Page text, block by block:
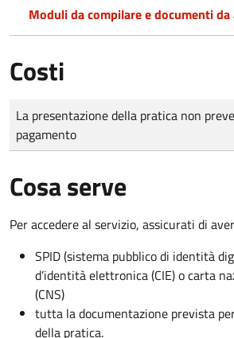
Moduli da compilare e documenti da
Costi
Tipo di pagamento
Importo
La presentazione della pratica non
pagamento
Cosa serve
Per accedere al servizio, assicurati di
SPID (sistema pubblico di identità
d’identità elettronica (CIE) o carta
(CNS)
tutta la documentazione prevista
della pratica.